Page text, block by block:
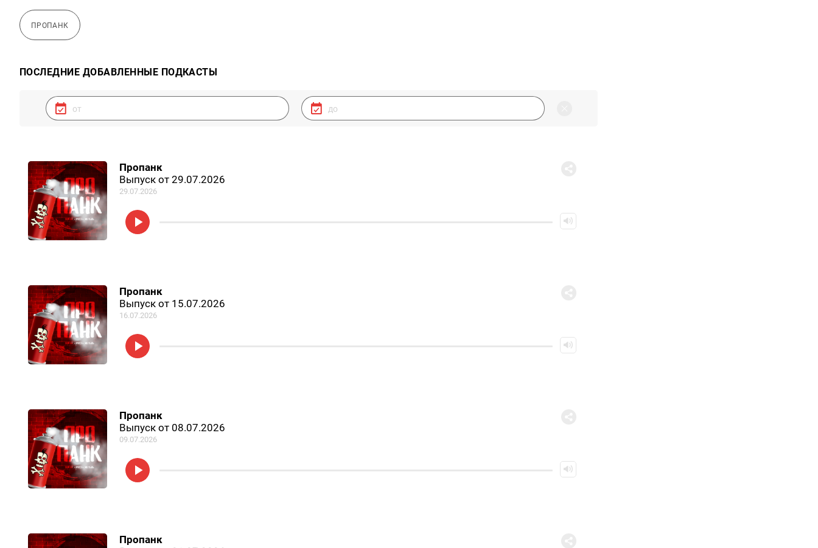
ПРОПАНК
ПОСЛЕДНИЕ ДОБАВЛЕННЫЕ ПОДКАСТЫ
Пропанк
Выпуск от 29.07.2026
29.07.2026
Пропанк
Выпуск от 15.07.2026
16.07.2026
Пропанк
Выпуск от 08.07.2026
09.07.2026
Пропанк